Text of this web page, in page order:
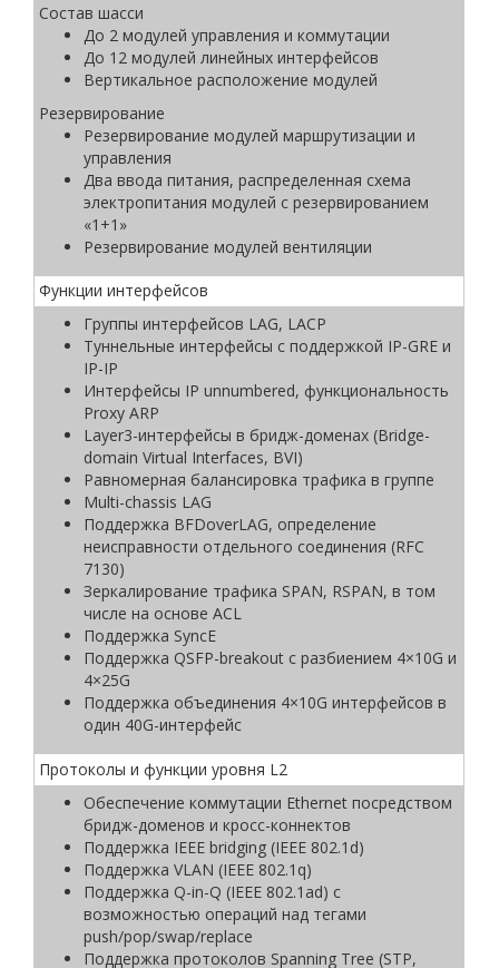
Состав шасси
До 2 модулей управления и коммутации
До 12 модулей линейных интерфейсов
Вертикальное расположение модулей
Резервирование
Резервирование модулей маршрутизации и
управления
Два ввода питания, распределенная схема
электропитания модулей с резервированием
«1+1»
Резервирование модулей вентиляции
Функции интерфейсов
Группы интерфейсов LAG, LACP
Туннельные интерфейсы с поддержкой IP-GRE и
IP-IP
Интерфейсы IP unnumbered, функциональность
Proxy ARP
Layer3-интерфейсы в бридж-доменах (Bridge-
domain Virtual Interfaces, BVI)
Равномерная балансировка трафика в группе
Multi-chassis LAG
Поддержка BFDoverLAG, определение
неисправности отдельного соединения (RFC
7130)
Зеркалирование трафика SPAN, RSPAN, в том
числе на основе ACL
Поддержка SyncE
Поддержка QSFP-breakout с разбиением 4×10G и
4×25G
Поддержка объединения 4×10G интерфейсов в
один 40G-интерфейс
Протоколы и функции уровня L2
Обеспечение коммутации Ethernet посредством
бридж-доменов и кросс-коннектов
Поддержка IEEE bridging (IEEE 802.1d)
Поддержка VLAN (IEEE 802.1q)
Поддержка Q-in-Q (IEEE 802.1ad) с
возможностью операций над тегами
push/pop/swap/replace
Поддержка протоколов Spanning Tree (STP,